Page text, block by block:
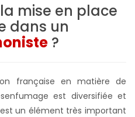
mise en place
dans un
?
française en matière de
est diversifiée et
un élément très important